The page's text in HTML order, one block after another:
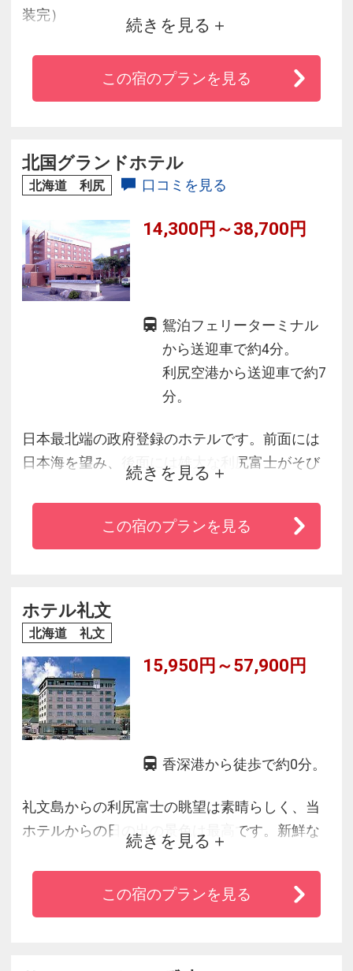
装完）
鴛泊港から徒歩２分！利尻島観光の拠点に最適
です！
当館は全室禁煙♪Wi-Fi接続可、冷房完備、バスト
ルパネル、手指消毒などで感染予防対策中！
続きを見る
この宿のプランを見る
北国グランドホテル
北海道 利尻 口コミを見る
14,300円～38,700円
鴛泊フェリーターミナル
から送迎車で約4分。
利尻空港から送迎車で約7
分。
日本最北端の政府登録のホテルです。前面には
日本海を望み、後面には雄大な利尻富士がそび
え、夏季シーズンには様々な高山植物が平地に
咲き乱れております。又、料理も新鮮な魚貝類
が豊富でウニ等全国でも有名な物が数多く賞味
るところに建立されております。
続きを見る
この宿のプランを見る
ホテル礼文
北海道 礼文
15,950円～57,900円
香深港から徒歩で約0分。
礼文島からの利尻富士の眺望は素晴らしく、当
ホテルからの日の出の景色は最高です。新鮮な
魚貝類を中心とした料理や、家庭的な心暖まる
サービスをモットーに大評判です。又、最上階
（７階）に大浴場（１部露天）があり、漁大、
続きを見る
この宿のプランを見る